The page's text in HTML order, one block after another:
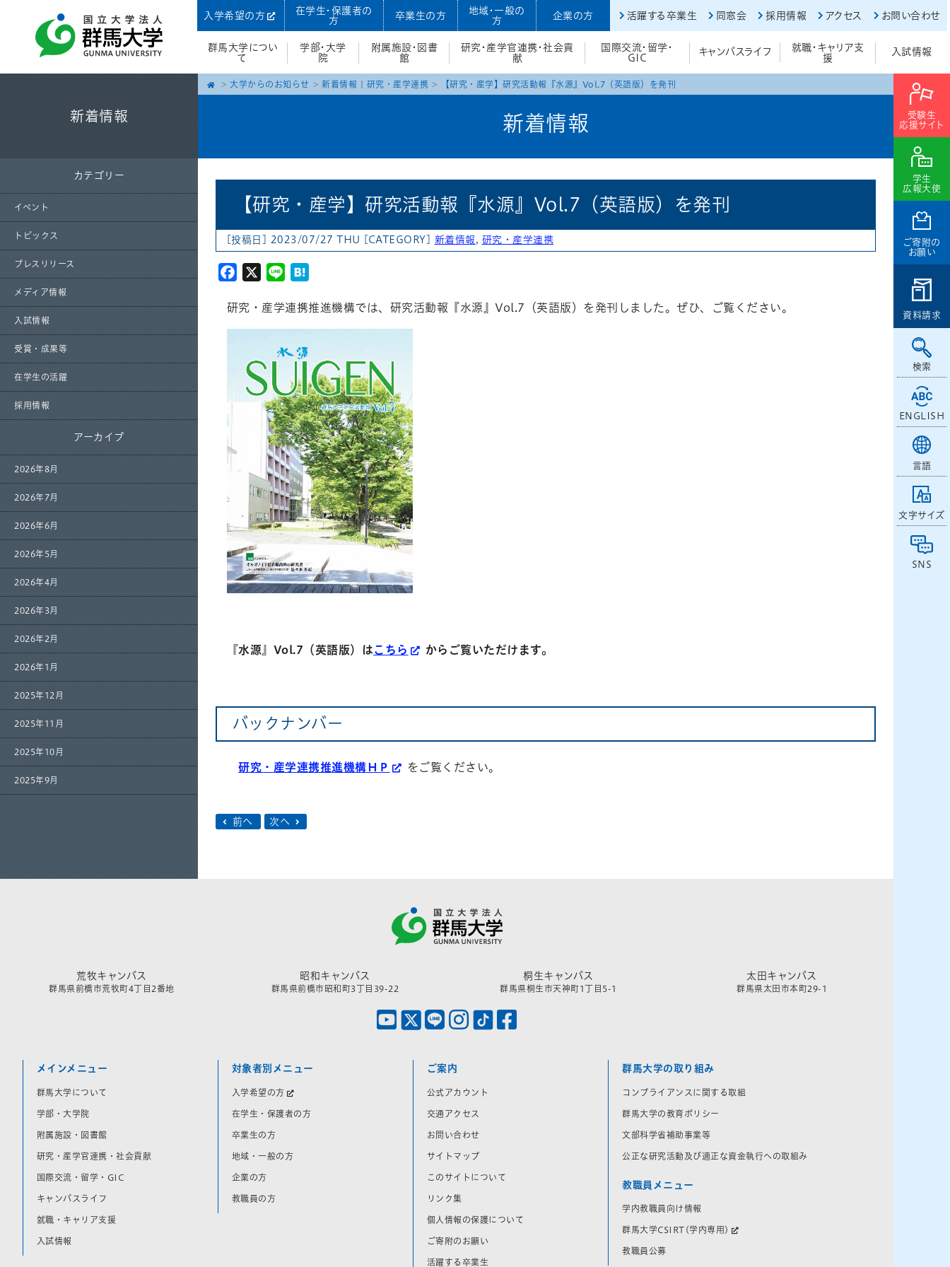
入学希望の方
在学生・保護者の
方
卒業生の方
地域・一般の
方
企業の方 活躍する卒業生 同窓会 採用情報 アクセス お問い合わせ
群馬大学につい
て
学部・大学
院
附属施設・図書
館
研究・産学官連携・社会貢
献
国際交流・留学・
GIC
キャンパスライフ
就職・キャリア支
援
入試情報
受験生
応援サイト
学生
広報大使
ご寄附の
お願い
資料請求
検索
ENGLISH
言語
文字サイズ
SNS
新着情報
カテゴリー
イベント
トピックス
プレスリリース
メディア情報
入試情報
受賞・成果等
在学生の活躍
採用情報
アーカイブ
2026年8月
2026年7月
2026年6月
2026年5月
2026年4月
2026年3月
2026年2月
2026年1月
2025年12月
2025年11月
2025年10月
2025年9月
大学からのお知らせ 新着情報 研究・産学連携 【研究・産学】研究活動報『水源』Vol.7（英語版）を発刊
新着情報
【研究・産学】研究活動報『水源』Vol.7（英語版）を発刊
[投稿日] 2023/07/27 THU [CATEGORY] 新着情報 , 研究・産学連携
Facebook
X Line
研究・産学連携推進機構では、研究活動報『水源』Vol.7（英語版）を発刊しました。ぜひ、ご覧ください。
『水源』Vol.7（英語版）はこちら からご覧いただけます。
バックナンバー
研究・産学連携推進機構ＨＰ をご覧ください。
前へ 次へ
荒牧キャンパス
群馬県前橋市荒牧町4丁目2番地
昭和キャンパス
群馬県前橋市昭和町3丁目39-22
桐生キャンパス
群馬県桐生市天神町1丁目5-1
太田キャンパス
群馬県太田市本町29-1
メインメニュー
群馬大学について
学部・大学院
附属施設・図書館
研究・産学官連携・社会貢献
国際交流・留学・GIC
キャンパスライフ
就職・キャリア支援
入試情報
対象者別メニュー
入学希望の方
在学生・保護者の方
卒業生の方
地域・一般の方
企業の方
教職員の方
ご案内
公式アカウント
交通アクセス
お問い合わせ
サイトマップ
このサイトについて
リンク集
個人情報の保護について
ご寄附のお願い
活躍する卒業生
群馬大学の取り組み
コンプライアンスに関する取組
群馬大学の教育ポリシー
文部科学省補助事業等
公正な研究活動及び適正な資金執行への取組み
教職員メニュー
学内教職員向け情報
群馬大学CSIRT(学内専用)
教職員公募